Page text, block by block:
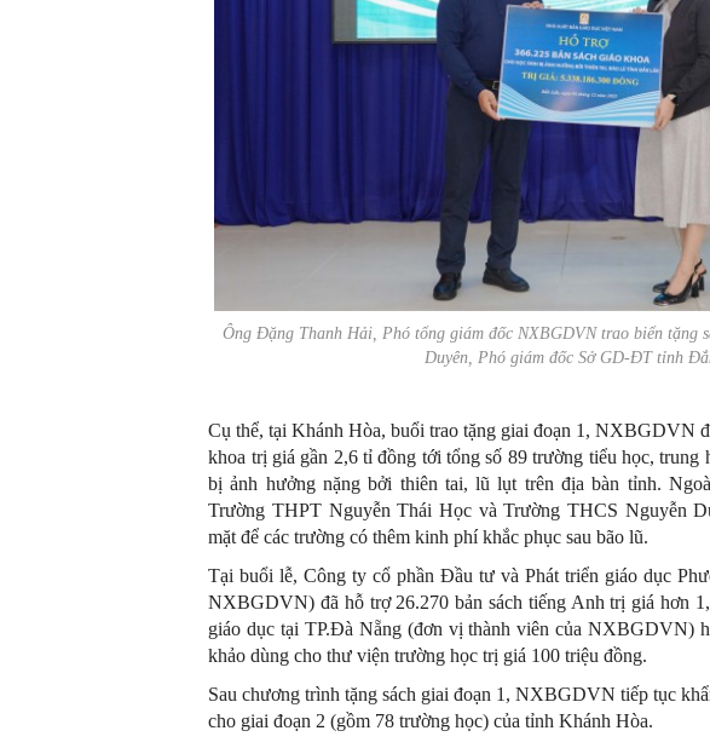
Ông Đặng Thanh Hải, Phó tổng giám đốc NXBGDVN trao biển tặng
Duyên, Phó giám đốc Sở GD-ĐT tỉnh
Cụ thể, tại Khánh Hòa, buổi trao tặng giai đoạn 1, NXBGDVN
khoa trị giá gần 2,6 tỉ đồng tới tổng số 89 trường tiểu học, trung
bị ảnh hưởng nặng bởi thiên tai, lũ lụt trên địa bàn tỉnh.
Trường THPT Nguyễn Thái Học và Trường THCS Nguyễn
mặt để các trường có thêm kinh phí khắc phục sau bão lũ.
Tại buổi lễ, Công ty cổ phần Đầu tư và Phát triển giáo dục
NXBGDVN) đã hỗ trợ 26.270 bản sách tiếng Anh trị giá hơn
giáo dục tại TP.Đà Nẵng (đơn vị thành viên của NXBGDVN)
khảo dùng cho thư viện trường học trị giá 100 triệu đồng.
Sau chương trình tặng sách giai đoạn 1, NXBGDVN tiếp tục
cho giai đoạn 2 (gồm 78 trường học) của tỉnh Khánh Hòa.